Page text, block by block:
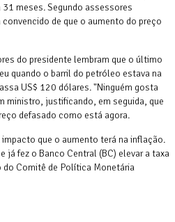
meses. Segundo assessores
de que o aumento do preço
do presidente lembram que o último
quando o barril do petróleo estava na
US$ 120 dólares. "Ninguém gosta
ministro, justificando, em seguida, que
defasado como está agora.
que o aumento terá na inflação.
já fez o Banco Central (BC) elevar a taxa
do Comitê de Política Monetária